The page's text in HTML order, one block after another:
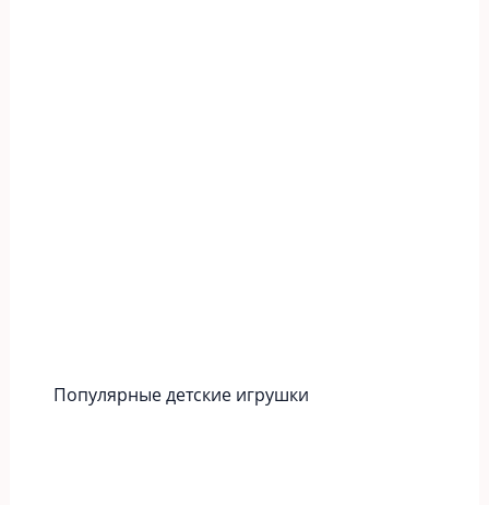
Популярные детские игрушки